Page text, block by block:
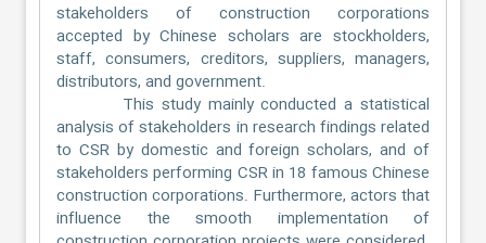
stakeholders of construction corporations
accepted by Chinese scholars are stockholders,
staff, consumers, creditors, suppliers, managers,
distributors, and government.
This study mainly conducted a statistical
analysis of stakeholders in research findings related
to CSR by domestic and foreign scholars, and of
stakeholders performing CSR in 18 famous Chinese
construction corporations. Furthermore, actors that
influence the smooth implementation of